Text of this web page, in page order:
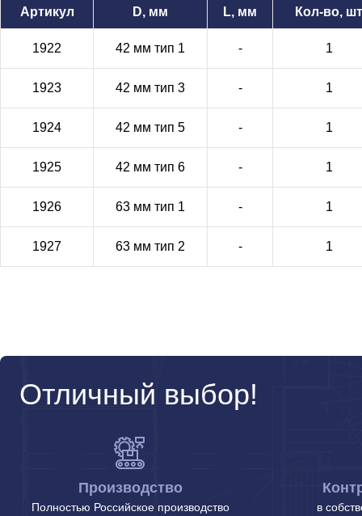
Артикул D, мм L, мм Кол-во, шт
1922 42 мм тип 1 - 1
1923 42 мм тип 3 - 1
1924 42 мм тип 5 - 1
1925 42 мм тип 6 - 1
1926 63 мм тип 1 - 1
1927 63 мм тип 2 - 1
Отличный выбор!
Производство
Полностью Российское производство в